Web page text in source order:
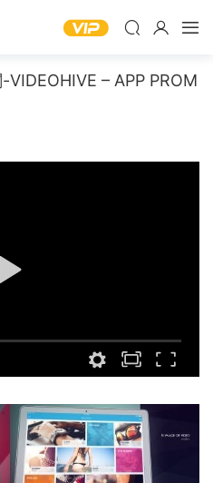
VIDEOHIVE – APP PROM